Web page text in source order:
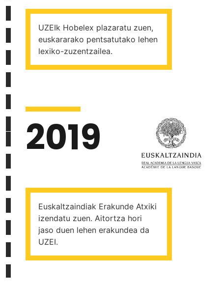
UZEIk Hobelex plazaratu zuen,
euskararako pentsatutako lehen
lexiko-zuzentzailea.
2019
Euskaltzaindiak Erakunde Atxiki
izendatu zuen. Aitortza hori
jaso duen lehen erakundea da
UZEI.